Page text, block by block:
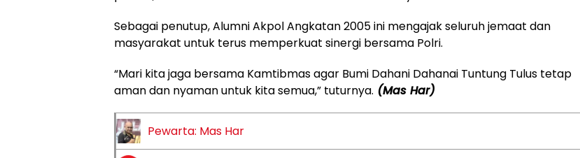
Sebagai penutup, Alumni Akpol Angkatan 2005 ini mengajak seluruh jemaat dan
masyarakat untuk terus memperkuat sinergi bersama Polri.
“Mari kita jaga bersama Kamtibmas agar Bumi Dahani Dahanai Tuntung Tulus tetap
aman dan nyaman untuk kita semua,” tuturnya. (Mas Har)
Pewarta: Mas Har